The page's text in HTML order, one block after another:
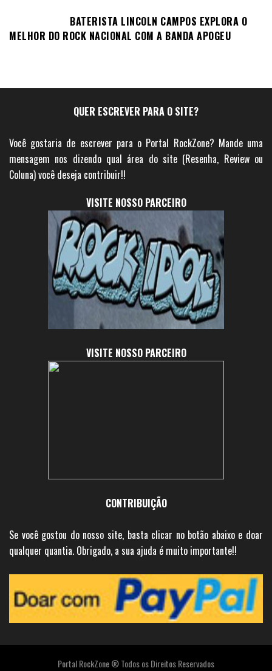
BATERISTA LINCOLN CAMPOS EXPLORA O
MELHOR DO ROCK NACIONAL COM A BANDA APOGEU
QUER ESCREVER PARA O SITE?
Você gostaria de escrever para o Portal RockZone? Mande uma
mensagem nos dizendo qual área do site (Resenha, Review ou
Coluna) você deseja contribuir!!
VISITE NOSSO PARCEIRO
VISITE NOSSO PARCEIRO
CONTRIBUIÇÃO
Se você gostou do nosso site, basta clicar no botão abaixo e doar
qualquer quantia. Obrigado, a sua ajuda é muito importante!!
Portal RockZone ® Todos os Direitos Reservados